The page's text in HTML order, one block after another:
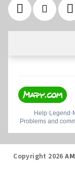
Copyright 2026